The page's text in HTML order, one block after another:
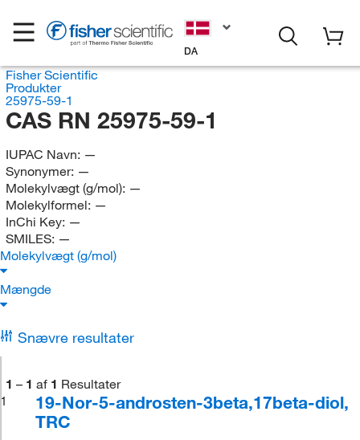
DA
Fisher Scientific
Produkter
25975-59-1
CAS RN 25975-59-1
IUPAC Navn: —
Synonymer: —
Molekylvægt (g/mol): —
Molekylformel: —
InChi Key: —
SMILES: —
Molekylvægt (g/mol)
Mængde
Snævre resultater
1 – 1 af 1 Resultater
1
19-Nor-5-androsten-3beta,17beta-diol,
TRC